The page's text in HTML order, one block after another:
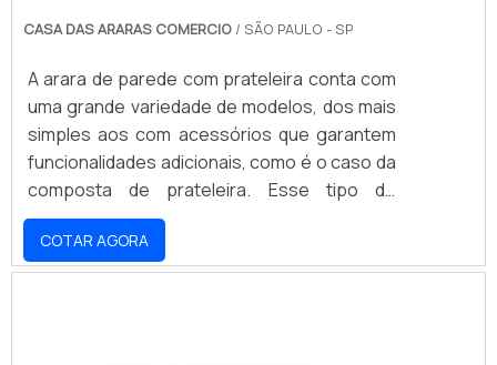
CASA DAS ARARAS COMERCIO / SÃO PAULO - SP
A arara de parede com prateleira conta com
uma grande variedade de modelos, dos mais
simples aos com acessórios que garantem
funcionalidades adicionais, como é o caso da
composta de prateleira. Esse tipo de
suporte é fabricado em aço carbono
inoxidável, material extremamente resistente
à corrosão e outras ações do tempo ou
COTAR AGORA